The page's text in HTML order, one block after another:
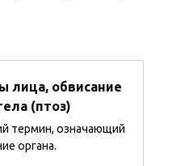
лица, обвисание
(птоз)
термин, означающий
органа.